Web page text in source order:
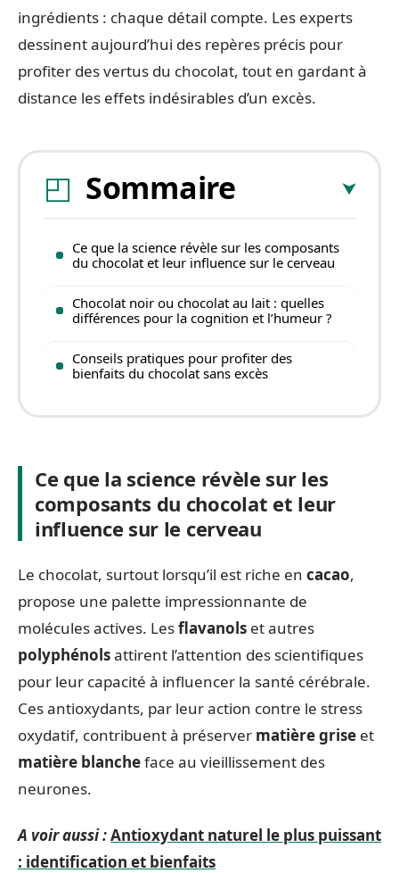
ingrédients : chaque détail compte. Les experts
dessinent aujourd’hui des repères précis pour
profiter des vertus du chocolat, tout en gardant à
distance les effets indésirables d’un excès.
Sommaire
Ce que la science révèle sur les composants
du chocolat et leur influence sur le cerveau
Chocolat noir ou chocolat au lait : quelles
différences pour la cognition et l’humeur ?
Conseils pratiques pour profiter des
bienfaits du chocolat sans excès
Ce que la science révèle sur les
composants du chocolat et leur
influence sur le cerveau
Le chocolat, surtout lorsqu’il est riche en cacao,
propose une palette impressionnante de
molécules actives. Lesflavanols et autres
polyphénolsattirent l’attention des scientifiques
pour leur capacité à influencer la santé cérébrale.
Ces antioxydants, par leur action contre le stress
oxydatif, contribuent à préserver matière grise et
matière blancheface au vieillissement des
neurones.
A voir aussi :Antioxydant naturel le plus puissant
: identification et bienfaits